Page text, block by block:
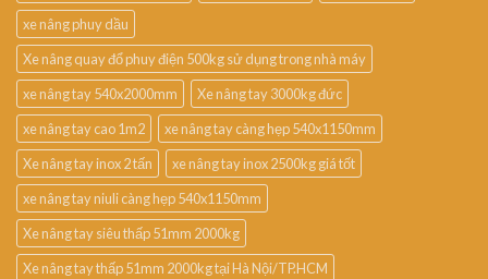
xe nâng phuy dầu
Xe nâng quay đổ phuy điện 500kg sử dụng trong nhà máy
xe nâng tay 540x2000mm
Xe nâng tay 3000kg đức
xe nâng tay cao 1m2
xe nâng tay càng hẹp 540x1150mm
Xe nâng tay inox 2 tấn
xe nâng tay inox 2500kg giá tốt
xe nâng tay niuli càng hẹp 540x1150mm
Xe nâng tay siêu thấp 51mm 2000kg
Xe nâng tay thấp 51mm 2000kg tại Hà Nội/TP.HCM